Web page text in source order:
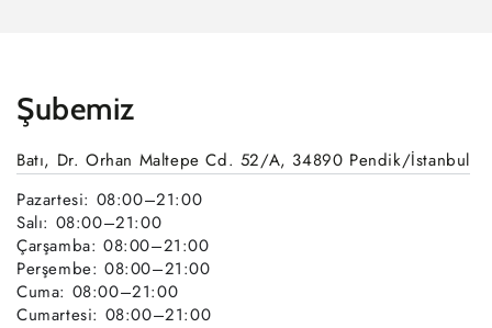
Şubemiz
Batı, Dr. Orhan Maltepe Cd. 52/A, 34890 Pendik/İstanbul
Pazartesi: 08:00–21:00
Salı: 08:00–21:00
Çarşamba: 08:00–21:00
Perşembe: 08:00–21:00
Cuma: 08:00–21:00
Cumartesi: 08:00–21:00